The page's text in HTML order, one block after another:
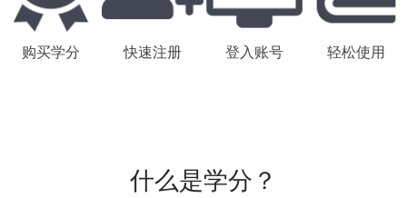
购买学分 快速注册 登入账号 轻松使用
什么是学分？